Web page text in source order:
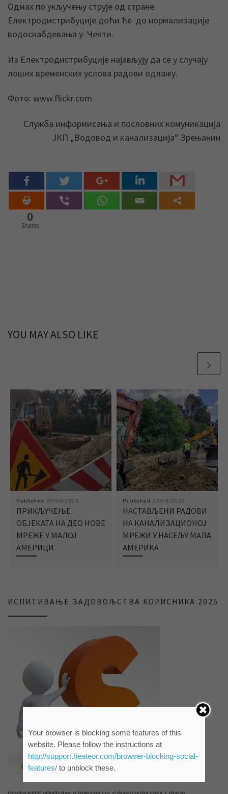
Одмах по укључењу струје од стране
Електродистрибуције доћи ће до нормализације
водоснабдевања у Ченти.
Из Електродистрибуције најављују да се у случају
лоших временских услова радови одлажу.
Фото: www.flickr.com
Служба информисања и пословних комуникација
ЈКП „Водовод и канализација“ Зрењанин
0
Shares
YOU MAY ALSO LIKE
Published 29/09/2023
ПРИКЉУЧЕЊЕ
ОБЈЕКАТА НА ДЕО НОВЕ
МРЕЖЕ У МАЛОЈ
АМЕРИЦИ
Published 24/09/2020
НАСТАВЉЕНИ РАДОВИ
НА КАНАЛИЗАЦИОНОЈ
МРЕЖИ У НАСЕЉУ МАЛА
АМЕРИКА
ИСПИТИВАЊЕ ЗАДОВОЉСТВА КОРИСНИКА 2025
Your browser is blocking some features of this
website. Please follow the instructions at
http://support.heateor.com/browser-blocking-social-
features/to unblock these.